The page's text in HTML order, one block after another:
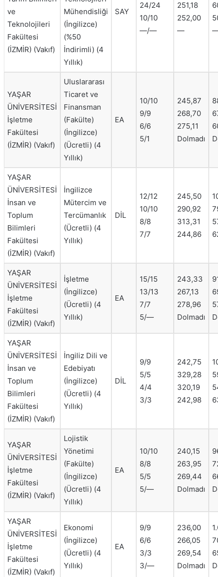
ve
Teknolojileri
Fakültesi
(İZMİR) (Vakıf)
Mühendisliği
(İngilizce)
(%50
İndirimli) (4
Yıllık)
SAY
24/24
10/10
—/—
251,18
252,00
—
YAŞAR
ÜNİVERSİTESİ
İşletme
Fakültesi
(İZMİR) (Vakıf)
Uluslararası
Ticaret ve
Finansman
(Fakülte)
(İngilizce)
(Ücretli) (4
Yıllık)
EA
10/10
9/9
6/6
5/1
245,87
268,70
275,11
Dolmadı
YAŞAR
ÜNİVERSİTESİ
İnsan ve
Toplum
Bilimleri
Fakültesi
(İZMİR) (Vakıf)
İngilizce
Mütercim ve
Tercümanlık
(Ücretli) (4
Yıllık)
DİL
12/12
10/10
8/8
7/7
245,50
290,92
313,31
244,86
YAŞAR
ÜNİVERSİTESİ
İşletme
Fakültesi
(İZMİR) (Vakıf)
İşletme
(İngilizce)
(Ücretli) (4
Yıllık)
EA
15/15
13/13
7/7
5/—
243,33
267,13
278,96
Dolmadı
YAŞAR
ÜNİVERSİTESİ
İnsan ve
Toplum
Bilimleri
Fakültesi
(İZMİR) (Vakıf)
İngiliz Dili ve
Edebiyatı
(İngilizce)
(Ücretli) (4
Yıllık)
DİL
9/9
5/5
4/4
3/3
242,75
329,28
320,19
242,98
YAŞAR
ÜNİVERSİTESİ
İşletme
Fakültesi
(İZMİR) (Vakıf)
Lojistik
Yönetimi
(Fakülte)
(İngilizce)
(Ücretli) (4
Yıllık)
EA
10/10
8/8
5/5
5/—
240,15
263,95
269,44
Dolmadı
YAŞAR
ÜNİVERSİTESİ
İşletme
Fakültesi
(İZMİR) (Vakıf)
Ekonomi
(İngilizce)
(Ücretli) (4
Yıllık)
EA
9/9
6/6
3/3
3/—
236,00
266,05
269,54
Dolmadı